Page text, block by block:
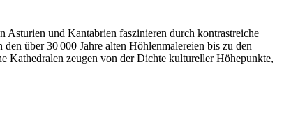
und Kantabrien faszinieren durch kontrastreiche
über 30 000 Jahre alten Höhlenmalereien bis zu den
Kathedralen zeugen von der Dichte kultureller Höhepunkte,